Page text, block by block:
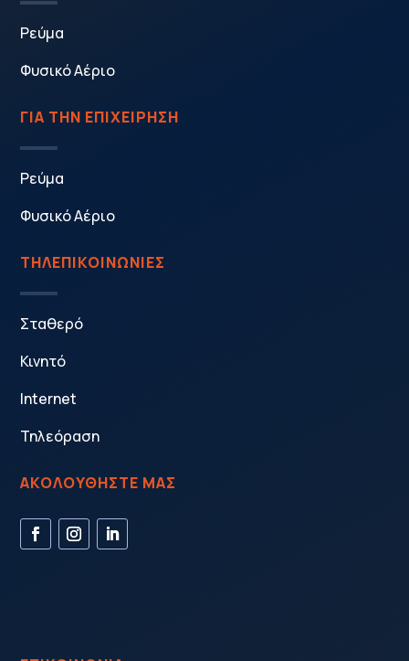
Ρεύμα
Φυσικό Αέριο
ΓΙΑ ΤΗΝ ΕΠΙΧΕΙΡΗΣΗ
Ρεύμα
Φυσικό Αέριο
ΤΗΛΕΠΙΚΟΙΝΩΝΙΕΣ
Σταθερό
Κινητό
Internet
Τηλεόραση
ΑΚΟΛΟΥΘΗΣΤΕ ΜΑΣ